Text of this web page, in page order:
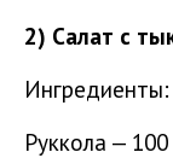
2) Cалат с
Ингредиенты:
Руккола — 100